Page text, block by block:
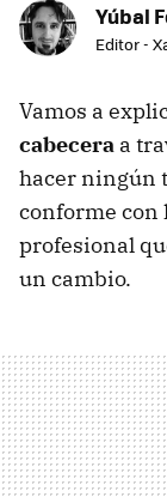
Yúbal
Editor -
Vamos a
cabecera a
hacer ningún
conforme con
profesional
un cambio.